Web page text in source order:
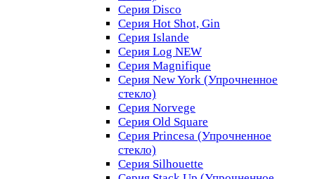
Серия Disco
Серия Hot Shot, Gin
Серия Islande
Серия Log NEW
Серия Magnifique
Серия New York (Упрочненное
стекло)
Серия Norvege
Серия Old Square
Серия Princesa (Упрочненное
стекло)
Серия Silhouette